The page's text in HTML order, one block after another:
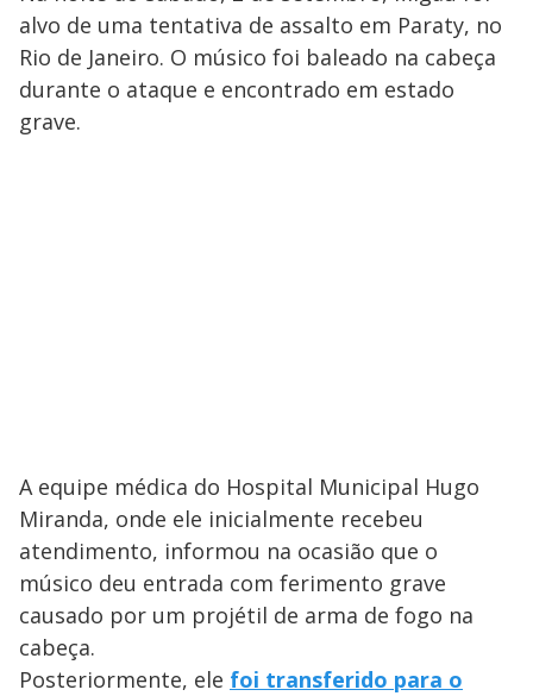
alvo de uma tentativa de assalto em Paraty, no
Rio de Janeiro. O músico foi baleado na cabeça
durante o ataque e encontrado em estado
grave.
A equipe médica do Hospital Municipal Hugo
Miranda, onde ele inicialmente recebeu
atendimento, informou na ocasião que o
músico deu entrada com ferimento grave
causado por um projétil de arma de fogo na
cabeça.
Posteriormente, ele foi transferido para o